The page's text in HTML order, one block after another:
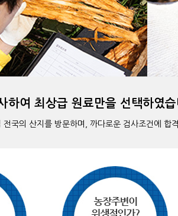
하여 최상급 원료만을 선택하였
국의 산지를 방문하며, 까다로운 검사조건에 합